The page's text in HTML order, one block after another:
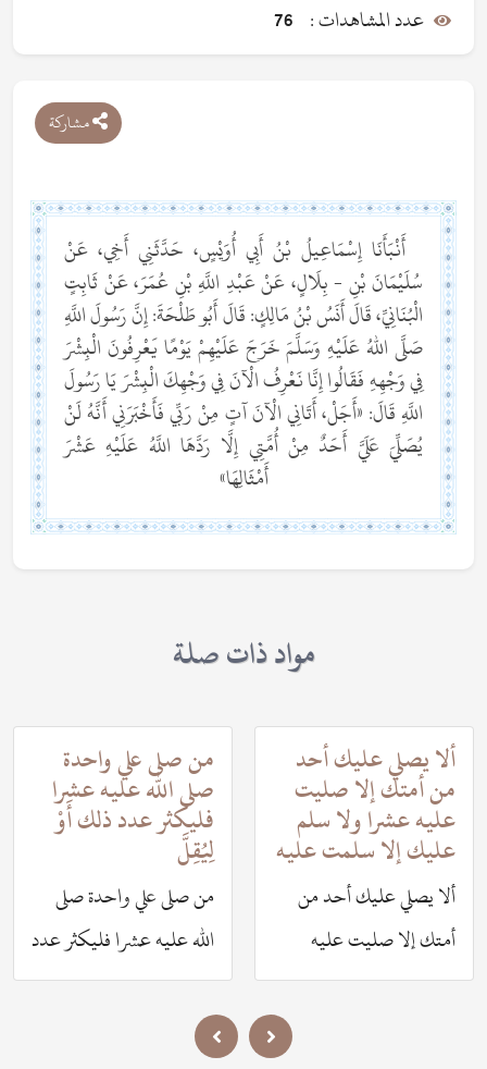
عدد المشاهدات : 76
مشاركة
أَنْبَأَنَا إِسْمَاعِيلُ بْنُ أَبِي أُوَيْسٍ، حَدَّثَنِي أَخِي، عَنْ
سُلَيْمَانَ بْنِ - بِلَالٍ، عَنْ عَبْدِ اللَّهِ بْنِ عُمَرَ، عَنْ ثَابِتٍ
الْبُنَانِيِّ، قَالَ أَنَسُ بْنُ مَالِكٍ: قَالَ أَبُو طَلْحَةَ: إِنَّ رَسُولَ اللَّهِ
صَلَّى اللهُ عَلَيْهِ وَسَلَّمَ خَرَجَ عَلَيْهِمْ يَوْمًا يَعْرِفُونَ الْبِشْرَ
فِي وَجْهِهِ فَقَالُوا إِنَّا نَعْرِفُ الْآنَ فِي وَجْهِكَ الْبِشْرَ يَا رَسُولَ
اللَّهِ قَالَ: «أَجَلْ، أَتَانِي الْآنَ آتٍ مِنْ رَبِّي فَأَخْبَرَنِي أَنَّهُ لَنْ
يُصَلِّيَ عَلَيَّ أَحَدٌ مِنْ أُمَّتِي إِلَّا رَدَّهَا اللَّهُ عَلَيْهِ عَشْرَ
أَمْثَالِهَا»
مواد ذات صلة
ألا يصلي عليك أحد
من أمتك إلا صليت
عليه عشرا ولا سلم
عليك إلا سلمت عليه
ألا يصلي عليك أحد من
أمتك إلا صليت عليه
عشرا ولا سلم عليك إلا
من صلى علي واحدة
صلى الله عليه عشرا
فليكثر عدد ذلك أَوْ
لِيُقِلَّ
من صلى علي واحدة صلى
الله عليه عشرا فليكثر عدد
ذلك أو ليقل